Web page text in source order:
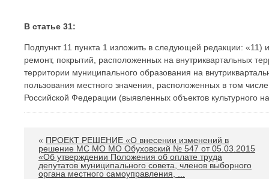
В статье 31:
Подпункт 11 пункта 1 изложить в следующей редакции:
ремонт, покрытий, расположенных на внутриквартальных
территории муниципального образования на
пользования местного значения, расположенных в том
Российской Федерации (выявленных объектов культурного
« ПРОЕКТ РЕШЕНИЕ «О внесении изменений в
решение МС МО МО Обуховский № 547 от 05.03.2015
«Об утверждении Положения об оплате труда
депутатов муниципального совета, членов выборного
органа местного самоуправления, ...